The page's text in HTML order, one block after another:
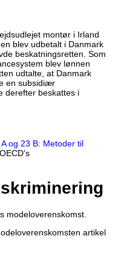
montør i Irland
blev udbetalt i Danmark
beskatningsretten. Som
blev lønnen
udtalte, at Danmark
en subsidiær
derefter beskattes i
og 23 B: Metoder til
modeloverenskomst.
artikel